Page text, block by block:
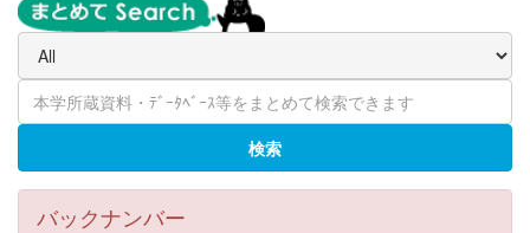
検索
バックナンバー